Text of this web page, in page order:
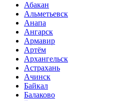
Абакан
Альметьевск
Анапа
Ангарск
Армавир
Артём
Архангельск
Астрахань
Ачинск
Байкал
Балаково